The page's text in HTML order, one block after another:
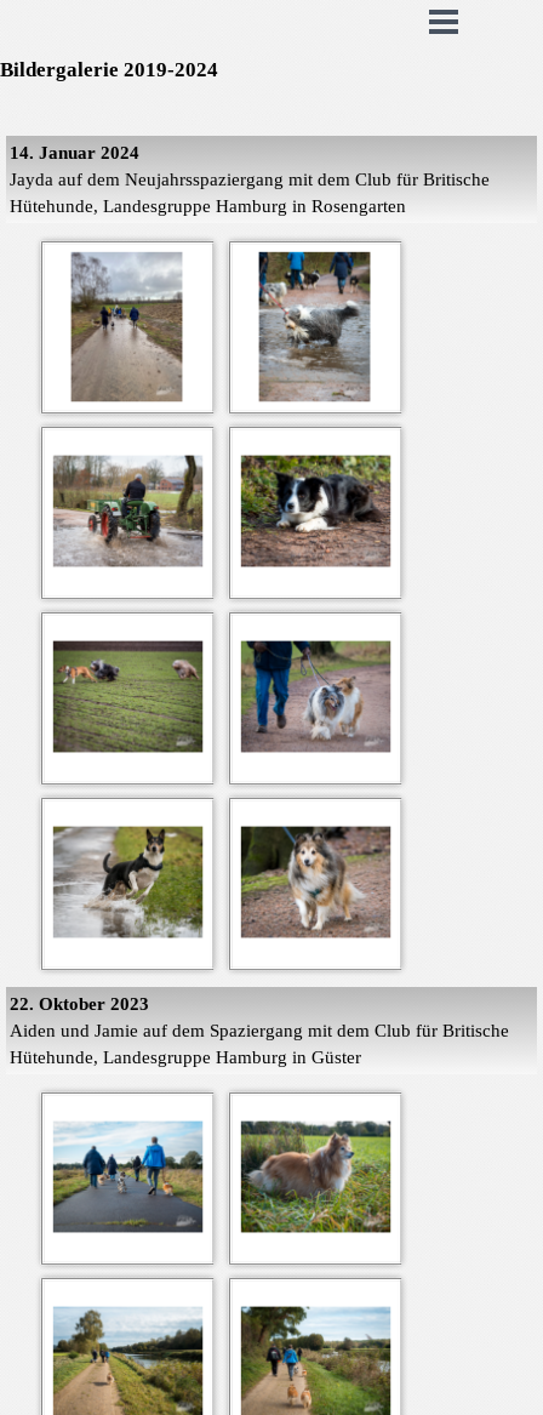
Bildergalerie 2019-2024
14. Januar 2024
Jayda auf dem Neujahrsspaziergang mit dem Club für Britische
Hütehunde, Landesgruppe Hamburg in Rosengarten
22. Oktober 2023
Aiden und Jamie auf dem Spaziergang mit dem Club für Britische
Hütehunde, Landesgruppe Hamburg in Güster